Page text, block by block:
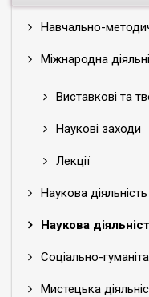
Навчально-
Міжнародна
Виставкові та
Наукові заходи
Лекції
Наукова діяльність
Наукова
Соціально-
Мистецька